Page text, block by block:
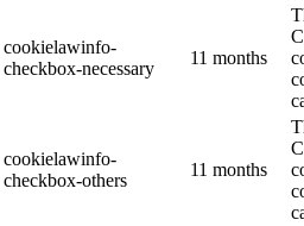
cookielawinfo-
checkbox-necessary
11 months
cookielawinfo-
checkbox-others
11 months